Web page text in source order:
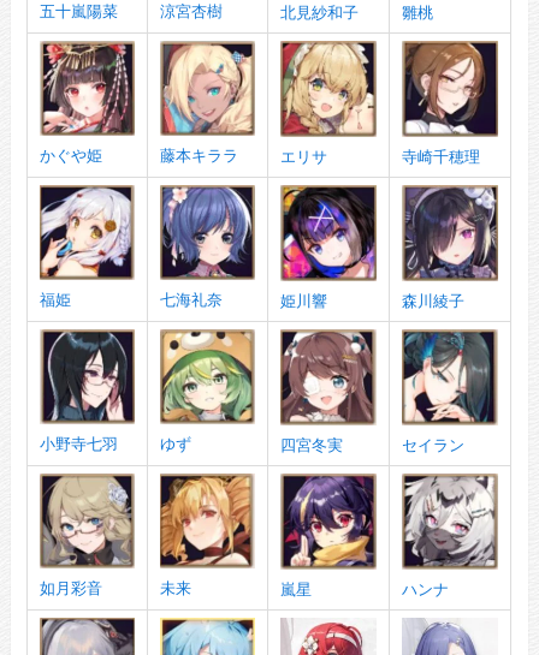
五十嵐陽菜 涼宮杏樹 北見紗和子 雛桃
かぐや姫 藤本キララ エリサ 寺崎千穂理
福姫 七海礼奈 姫川響 森川綾子
小野寺七羽 ゆず 四宮冬実 セイラン
如月彩音 未来 嵐星 ハンナ